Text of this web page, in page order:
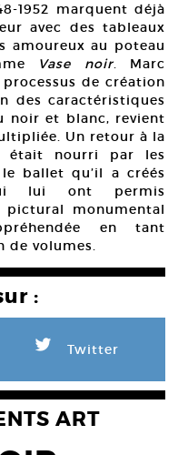
1952 marquent déjà
avec des tableaux
amoureux au poteau
Vase noir. Marc
de création
des caractéristiques
noir et blanc, revient
Un retour à la
était nourri par les
ballet qu’il a créés
lui ont permis
pictural monumental
en tant
de volumes.
:
L Twitter
ART